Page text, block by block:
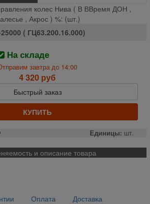
колес Нива ( В ВВремя ДОН ,
, Акрос ) %: (шт.)
( ГЦ63.200.16.000)
На складе
завтра до 14:00
4 320 руб
Быстрый заказ
КУПИТЬ
Единицы: шт.
и описание товара
Оплата Доставка